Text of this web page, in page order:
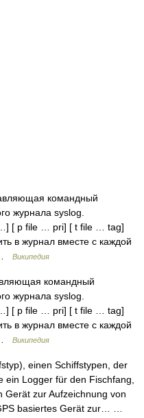
командный
журнала syslog.
[ p file … pri] [ t file … tag]
в журнал вместе с каждой
Википедия
командный
журнала syslog.
[ p file … pri] [ t file … tag]
в журнал вместе с каждой
Википедия
einen Schiffstypen, der
ein Logger für den Fischfang,
Gerät zur Aufzeichnung von
basiertes Gerät zur… …